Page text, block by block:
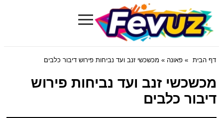
Fevuz.com
≡
דף הבית » פאונה » מכשכשי זנב ועד נביחות פירוש דיבור כלבים
מכשכשי זנב ועד נביחות פירוש
דיבור כלבים